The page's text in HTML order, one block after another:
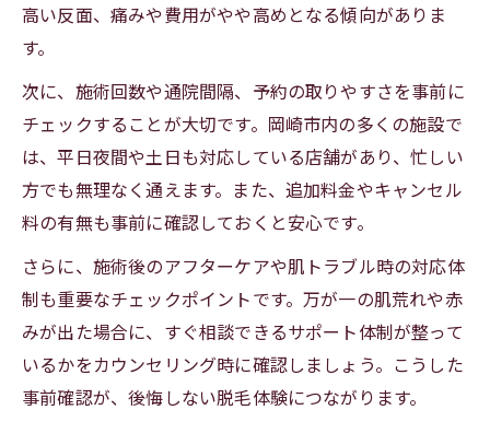
高い反面、痛みや費用がやや高めとなる傾向がありま
す。
次に、施術回数や通院間隔、予約の取りやすさを事前に
チェックすることが大切です。岡崎市内の多くの施設で
は、平日夜間や土日も対応している店舗があり、忙しい
方でも無理なく通えます。また、追加料金やキャンセル
料の有無も事前に確認しておくと安心です。
さらに、施術後のアフターケアや肌トラブル時の対応体
制も重要なチェックポイントです。万が一の肌荒れや赤
みが出た場合に、すぐ相談できるサポート体制が整って
いるかをカウンセリング時に確認しましょう。こうした
事前確認が、後悔しない脱毛体験につながります。